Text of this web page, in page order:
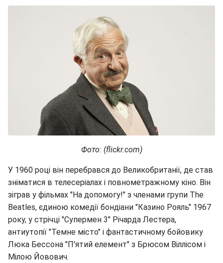
Фото: (flickr.com)
У 1960 році він перебрався до Великобританії, де став
зніматися в телесеріалах і повнометражному кіно. Він
зіграв у фільмах "На допомогу!" з членами групи The
Beatles, єдиною комедії бондіани "Казино Рояль" 1967
року, у стрічці "Супермен 3" Річарда Лестера,
антиутопії "Темне місто" і фантастичному бойовику
Люка Бессона "П'ятий елемент" з Брюсом Віллісом і
Мілою Йовович.